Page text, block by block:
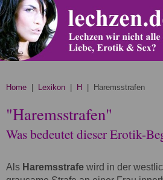
Home Lexikon H | Haremsstrafen
"Haremsstrafen"
Was bedeutet dieser Erotik-
Als Haremsstrafe wird in der